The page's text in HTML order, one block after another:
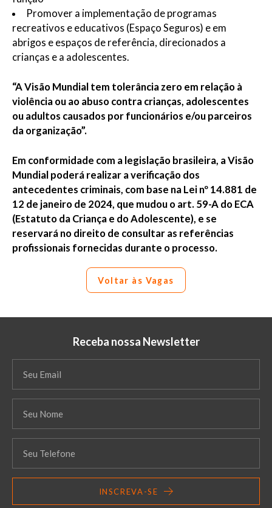
Promover a implementação de programas
recreativos e educativos (Espaço Seguros) e em
abrigos e espaços de referência, direcionados a
crianças e a adolescentes.
“A Visão Mundial tem tolerância zero em relação à
violência ou ao abuso contra crianças, adolescentes
ou adultos causados por funcionários e/ou parceiros
da organização”.
Em conformidade com a legislação brasileira, a Visão
Mundial poderá realizar a verificação dos
antecedentes criminais, com base na Lei nº 14.881 de
12 de janeiro de 2024, que mudou o art. 59-A do ECA
(Estatuto da Criança e do Adolescente), e se
reservará no direito de consultar as referências
profissionais fornecidas durante o processo.
Voltar às Vagas
Receba nossa Newsletter
INSCREVA-SE